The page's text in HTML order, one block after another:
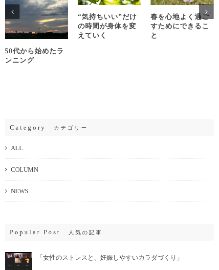
50代から始めたラ
ンニング
“気持ちいい”だけ
の時間が身体を変
えていく
春を心地よく過ご
すためにできるこ
と
Category カテゴリー
ALL
COLUMN
NEWS
Popular Post 人気の記事
「女性のストレスと、妊娠しやすいカラダづくり」